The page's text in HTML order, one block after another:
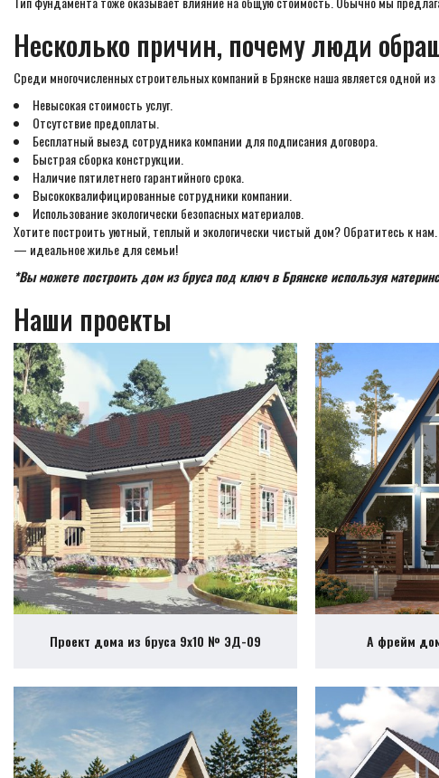
Несколько причин, почему люди
Среди многочисленных строительных компаний в Брянске наша является одной
Невысокая стоимость услуг.
Отсутствие предоплаты.
Бесплатный выезд сотрудника компании для подписания договора.
Быстрая сборка конструкции.
Наличие пятилетнего гарантийного срока.
Высококвалифицированные сотрудники компании.
Использование экологически безопасных материалов.
Хотите построить уютный, теплый и экологически чистый дом? Обратитесь к
— идеальное жилье для семьи!
*Вы можете построить дом из бруса под ключ в Брянске используя
Наши проекты
Проект дома из бруса 9х10 № ЭД-09 А фрейм